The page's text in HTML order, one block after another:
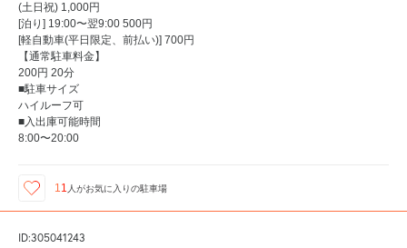
(土日祝) 1,000円
[泊り] 19:00〜翌9:00 500円
[軽自動車(平日限定、前払い)] 700円
【通常駐車料金】
200円 20分
■駐車サイズ
ハイルーフ可
■入出庫可能時間
8:00〜20:00
11 人がお気に入りの駐車場
ID:305041243